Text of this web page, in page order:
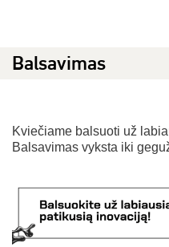
Balsavimas
Kviečiame balsuoti už
Balsavimas vyksta iki